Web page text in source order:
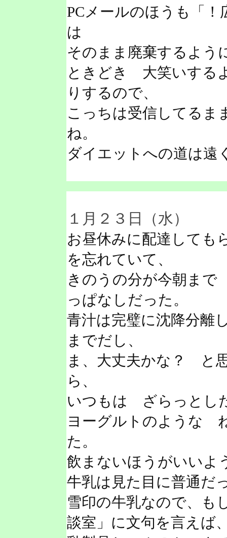
PCメールのほうも「
は
そのまま廃棄するよう
ときどき 大笑いする
りするので、
こっちは受信してるま
ね。
ダイエットへの道は遠
１月２３日（水）
お昼休みに配達しても
を忘れていて、
きのうの分が今朝ま
っぱなしだった。
青汁は完璧に沈降分離
までだし、
ま、大丈夫かな？ と
ら、
いつもは ざらっとし
ヨーグルトのような
た。
飲まないほうがいいよ
牛乳は見た目に普通だ
雪印の牛乳なので、も
談室」に文句を言えば